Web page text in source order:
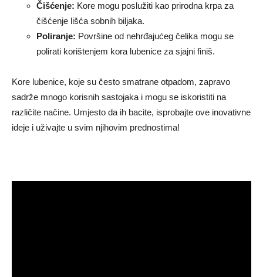
Čišćenje: Kore mogu poslužiti kao prirodna krpa za
čišćenje lišća sobnih biljaka.
Poliranje: Površine od nehrđajućeg čelika mogu se
polirati korištenjem kora lubenice za sjajni finiš.
Kore lubenice, koje su često smatrane otpadom, zapravo
sadrže mnogo korisnih sastojaka i mogu se iskoristiti na
različite načine. Umjesto da ih bacite, isprobajte ove inovativne
ideje i uživajte u svim njihovim prednostima!